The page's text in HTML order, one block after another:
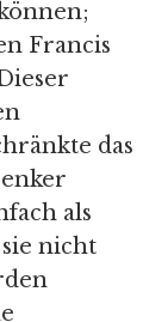
Francis
das
als
nicht